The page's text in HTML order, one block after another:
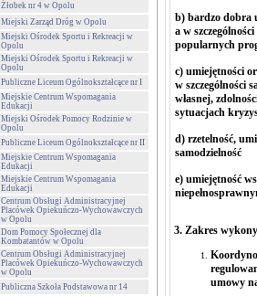
Żłobek nr 4 w Opolu
Miejski Zarząd Dróg w Opolu
Miejski Ośrodek Sportu i Rekreacji w
Opolu
Miejski Ośrodek Sportu i Rekreacji w
Opolu
Publiczne Liceum Ogólnokształcące nr I
Miejskie Centrum Wspomagania
Edukacji
Miejski Ośrodek Pomocy Rodzinie w
Opolu
Publiczne Liceum Ogólnokształcące nr II
Miejskie Centrum Wspomagania
Edukacji
Miejskie Centrum Wspomagania
Edukacji
Centrum Obsługi Administracyjnej
Placówek Opiekuńczo-Wychowawczych
w Opolu
Dom Pomocy Społecznej dla
Kombatantów w Opolu
Centrum Obsługi Administracyjnej
Placówek Opiekuńczo-Wychowawczych
w Opolu
Publiczna Szkoła Podstawowa nr 14
b) bardzo dobra
a w
popularnych
c) umiejętności
w szczególności
własnej,
sytuacjach
d) rzetelność,
samodzielność
e) umiejętność
3. Zakres
umowy